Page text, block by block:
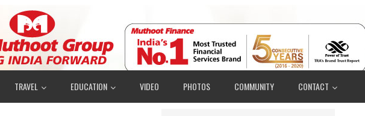
TRAVEL EDUCATION VIDEO PHOTOS COMMUNITY CONTACT